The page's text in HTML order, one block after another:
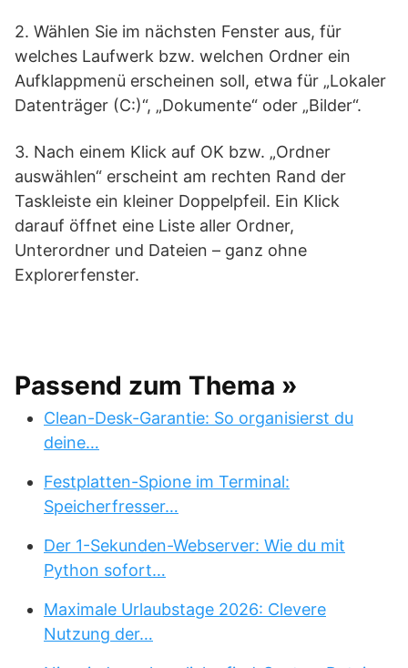
2. Wählen Sie im nächsten Fenster aus, für
welches Laufwerk bzw. welchen Ordner ein
Aufklappmenü erscheinen soll, etwa für „Lokaler
Datenträger (C:)“, „Dokumente“ oder „Bilder“.
3. Nach einem Klick auf OK bzw. „Ordner
auswählen“ erscheint am rechten Rand der
Taskleiste ein kleiner Doppelpfeil. Ein Klick
darauf öffnet eine Liste aller Ordner,
Unterordner und Dateien – ganz ohne
Explorerfenster.
Passend zum Thema »
Clean-Desk-Garantie: So organisierst du
deine…
Festplatten-Spione im Terminal:
Speicherfresser…
Der 1-Sekunden-Webserver: Wie du mit
Python sofort…
Maximale Urlaubstage 2026: Clevere
Nutzung der…